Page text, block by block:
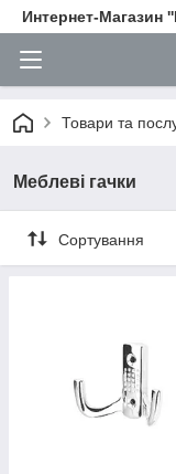
Интернет-Магазин
Товари та
Меблеві гачки
Сортування